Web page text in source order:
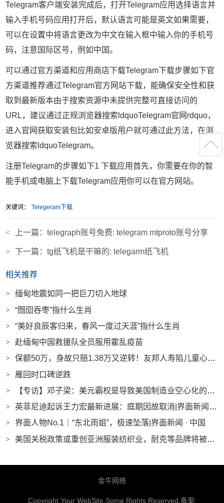
Telegram客户端安装完成后，打开Telegram应用选择语言并
输入手机号码应用打开后，默认语言可能是英文如果需要，
可以在设置中将语言更改为中文在输入框中输入你的手机号
码，注意国际区号，例如中国。
可以通过官方渠道和应用商店下载Telegram下载步骤如下官
方渠道推荐通过Telegram官方网站下载，能确保安全性和获
取到最新版本由于搜索资源中未提供完整可直接访问的
URL，建议通过正规浏览器搜索ldquoTelegram官网rdquo，
进入官网获取安装包比如安卓版用户就可通过此方法，在浏
览器搜索ldquoTelegram。
注册Telegram的步骤如下1 下载应用首先，你需要在你的智
能手机或电脑上下载Telegram应用你可以在官方网站。
关键词： Telegeram下载
< 上一篇：telegraph账号免费: telegram mtproto账号分享
> 下一篇：tg纸飞机是干嘛的: telegarm纸飞机
相关推荐
>
缅甸地震如同一把巨刀切入地球
>
“囫囵吞枣”指什么生肖
>
“美好良辰客归来，春风一度过天涯”指什么生肖
>
赴缅甸中国救援队全员服用霍乱疫苗
>
保额50万，身故只赔1.38万又逆转！友邦人寿陷儿童心肌炎“拒赔风波”，谁在抬高理赔门槛？｜界面金融315|界面新闻
>
雁回时口碑逆跌
>
【专访】邓子梁：美元霸权是导致美国制造业空心化的深层原因|界面新闻
>
英菲尼迪起诉王力宏最新进展：庭期因故取消|界面新闻 · 汽车
>
界面人物No.1｜“东北雨姐”，极速坠落|界面新闻 · 中国
>
美国关税政策或重创亚洲服装纺织业，耐克等品牌将被迫提价|界面新闻
金牛网络
Copyright Your WebSite.Some Rights Reserved.备案: